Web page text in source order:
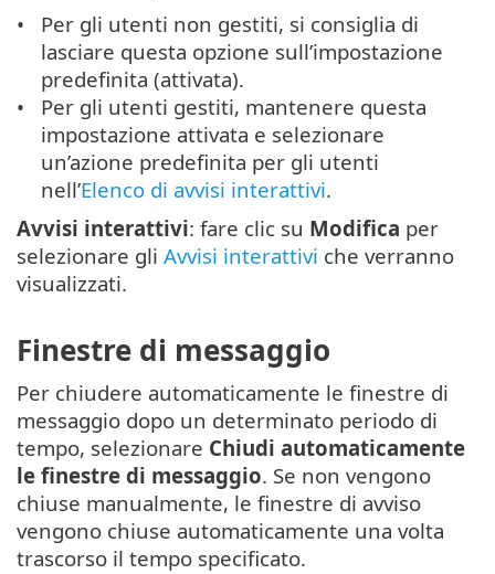
Per gli utenti non gestiti, si consiglia di
lasciare questa opzione sull’impostazione
predefinita (attivata).
Per gli utenti gestiti, mantenere questa
impostazione attivata e selezionare
un’azione predefinita per gli utenti
nell’Elenco di avvisi interattivi.
Avvisi interattivi: fare clic su Modifica per
selezionare gli Avvisi interattivi che verranno
visualizzati.
Finestre di messaggio
Per chiudere automaticamente le finestre di
messaggio dopo un determinato periodo di
tempo, selezionare Chiudi automaticamente
le finestre di messaggio. Se non vengono
chiuse manualmente, le finestre di avviso
vengono chiuse automaticamente una volta
trascorso il tempo specificato.